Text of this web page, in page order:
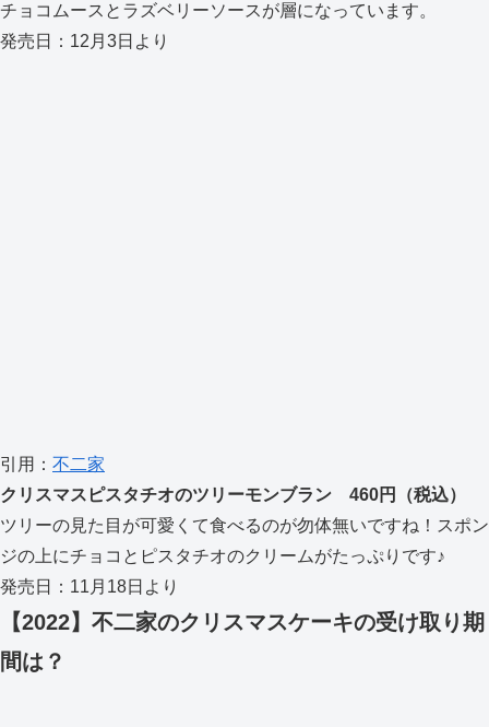
チョコムースとラズベリーソースが層になっています。
発売日：12月3日より
引用： 不二家
クリスマスピスタチオのツリーモンブラン 460円（税込）
ツリーの見た目が可愛くて食べるのが勿体無いですね！スポン
ジの上にチョコとピスタチオのクリームがたっぷりです♪
発売日：11月18日より
【2022】不二家のクリスマスケーキの受け取り期
間は？